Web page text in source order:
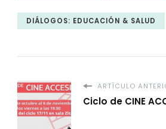
DIÁLOGOS: EDUCACIÓN & SALUD
ARTÍCULO
Ciclo de CINE